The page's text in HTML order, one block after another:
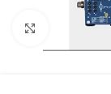
Resmi büyüt